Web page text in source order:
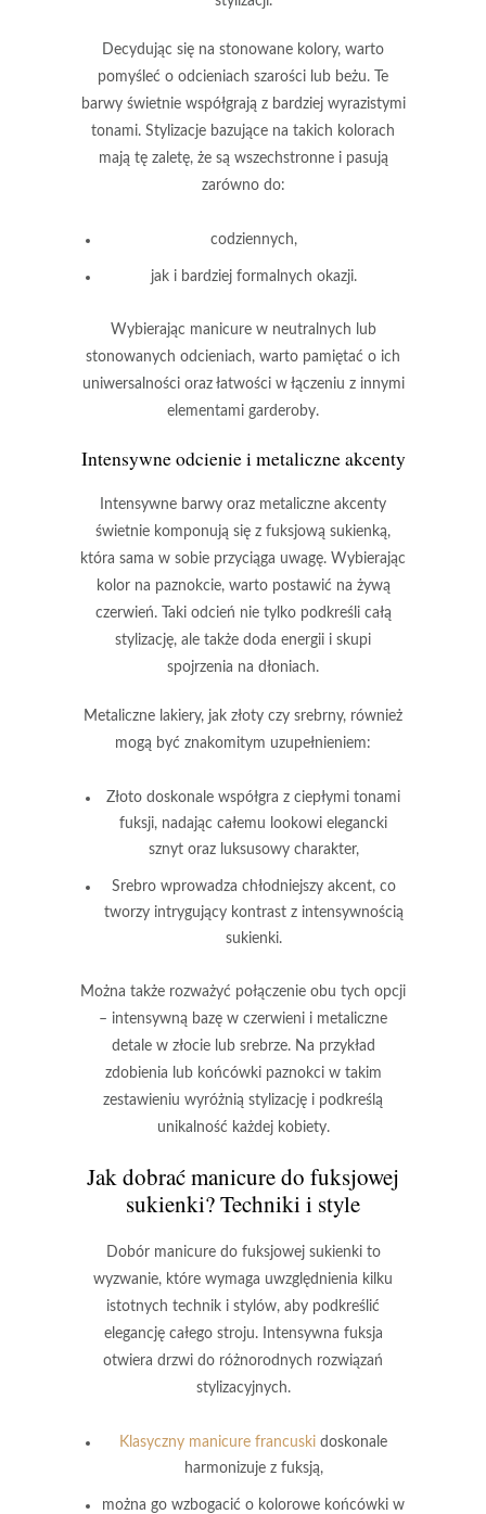
Decydując się na stonowane kolory, warto
pomyśleć o odcieniach szarości lub beżu. Te
barwy świetnie współgrają z bardziej wyrazistymi
tonami. Stylizacje bazujące na takich kolorach
mają tę zaletę, że są wszechstronne i pasują
zarówno do:
codziennych,
jak i bardziej formalnych okazji.
Wybierając manicure w neutralnych lub
stonowanych odcieniach, warto pamiętać o ich
uniwersalnościoraz łatwości w łączeniu z innymi
elementami garderoby.
Intensywne odcienie i metaliczne akcenty
Intensywne barwy oraz metaliczne akcenty
świetnie komponują się z fuksjową sukienką,
która sama w sobie przyciąga uwagę. Wybierając
kolor na paznokcie, warto postawić na żywą
czerwień. Taki odcień nie tylko podkreśli całą
stylizację, ale także doda energii i skupi
spojrzenia na dłoniach.
Metaliczne lakiery, jak złoty czy srebrny, również
mogą być znakomitym uzupełnieniem:
Złoto doskonale współgra z ciepłymi tonami
fuksji, nadając całemu lookowi elegancki
sznytoraz luksusowy charakter,
Srebrowprowadza chłodniejszy akcent, co
tworzy intrygujący kontrastz intensywnością
sukienki.
Można także rozważyć połączenie obu tych opcji
– intensywną bazę w czerwieni i metaliczne
detalew złocie lub srebrze. Na przykład
zdobienia lub końcówki paznokciw takim
zestawieniu wyróżnią stylizację i podkreślą
unikalność każdej kobiety.
Jak dobrać manicure do fuksjowej
sukienki? Techniki i style
Dobór manicuredo fuksjowej sukienki to
wyzwanie, które wymaga uwzględnienia kilku
istotnych technik i stylów, aby podkreślić
elegancję całego stroju.
Intensywna fuksja
otwiera drzwi do różnorodnych rozwiązań
stylizacyjnych.
Klasyczny manicure francuski doskonale
harmonizuje z fuksją,
można go wzbogacić o kolorowe końcówki w